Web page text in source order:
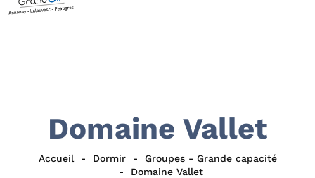
Domaine Vallet
Accueil Dormir
Groupes - Grande capacité
Domaine Vallet